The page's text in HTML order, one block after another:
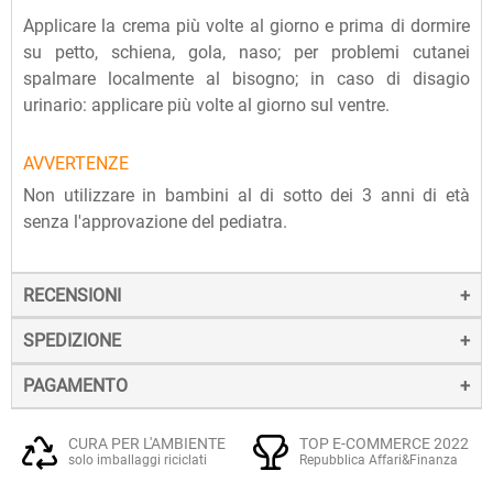
Applicare la crema più volte al giorno e prima di dormire
su petto, schiena, gola, naso; per problemi cutanei
spalmare localmente al bisogno; in caso di disagio
urinario: applicare più volte al giorno sul ventre.
AVVERTENZE
Non utilizzare in bambini al di sotto dei 3 anni di età
senza l'approvazione del pediatra.
RECENSIONI
SPEDIZIONE
La spedizione dei prodotti avviene entro 24 ore dall'ordine
(sabato e festivi esclusi), tramite corriere SDA.
Quando l'ordine sarà spedito, riceverai una e-mail di
conferma, contenente un link alla tracciatura online
PAGAMENTO
Il pagamento degli ordini può avvenire:
CURA PER L'AMBIENTE
solo imballaggi riciclati
TOP E-COMMERCE 2022
Repubblica Affari&Finanza